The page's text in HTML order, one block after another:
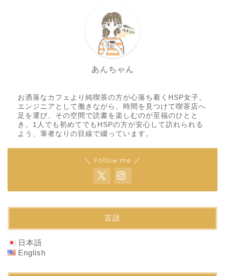
あんちゃん
お洒落なカフェより純喫茶の方が心落ち着くHSP女子。
エンジニアとして働きながら、時間を見つけて喫茶店へ
足を運び、その空間で読書を楽しむのが至福のひとと
き。1人でも初めてでもHSPの方が安心して訪れられる
よう、筆者なりの目線で綴っています。
＼ Follow me ／
言語
日本語
English